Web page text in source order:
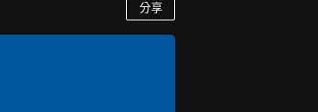
分享